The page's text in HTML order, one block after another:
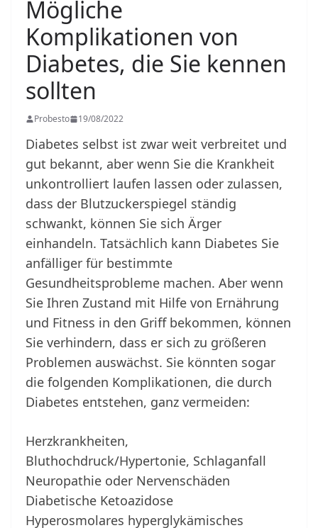
Mögliche
Komplikationen von
Diabetes, die Sie kennen
sollten
Probesto 19/08/2022
Diabetes selbst ist zwar weit verbreitet und
gut bekannt, aber wenn Sie die Krankheit
unkontrolliert laufen lassen oder zulassen,
dass der Blutzuckerspiegel ständig
schwankt, können Sie sich Ärger
einhandeln. Tatsächlich kann Diabetes Sie
anfälliger für bestimmte
Gesundheitsprobleme machen. Aber wenn
Sie Ihren Zustand mit Hilfe von Ernährung
und Fitness in den Griff bekommen, können
Sie verhindern, dass er sich zu größeren
Problemen auswächst. Sie könnten sogar
die folgenden Komplikationen, die durch
Diabetes entstehen, ganz vermeiden:
Herzkrankheiten,
Bluthochdruck/Hypertonie, Schlaganfall
Neuropathie oder Nervenschäden
Diabetische Ketoazidose
Hyperosmolares hyperglykämisches